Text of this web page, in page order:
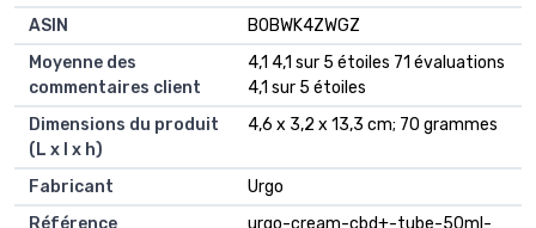
ASIN
B0BWK4ZWGZ
Moyenne des
commentaires client
4,1 4,1 sur 5 étoiles 71 évaluations
4,1 sur 5 étoiles
Dimensions du produit
(L x l x h)
4,6 x 3,2 x 13,3 cm; 70 grammes
Fabricant
Urgo
Référence
urgo-cream-cbd+-tube-50ml-